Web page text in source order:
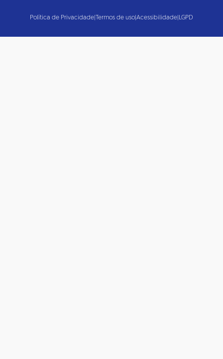
Política de Privacidade|Termos de uso|Acessibilidade|LGPD